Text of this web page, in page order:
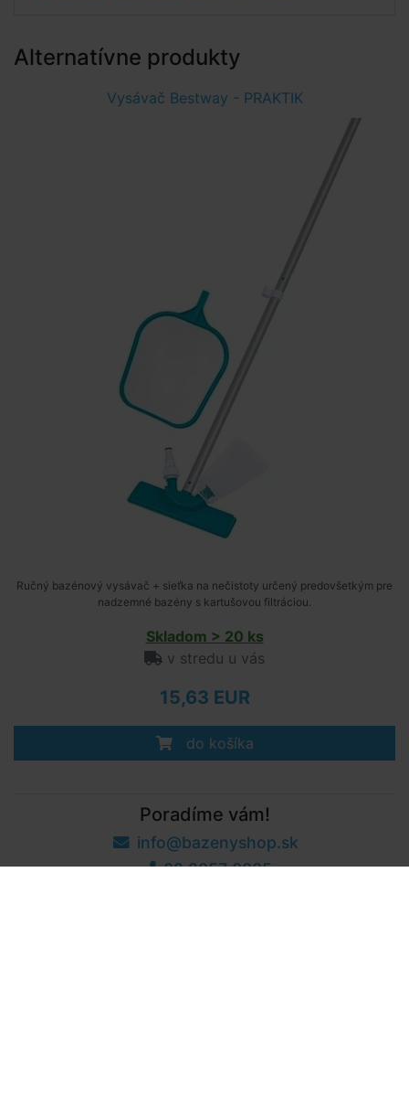
Alternatívne produkty
Vysávač Bestway - PRAKTIK
Ručný bazénový vysávač + sieťka na nečistoty určený predovšetkým pre
nadzemné bazény s kartušovou filtráciou.
Skladom > 20 ks
v stredu u vás
15,63 EUR
do košíka
Poradíme vám!
info@bazenyshop.sk
02 2057 0035